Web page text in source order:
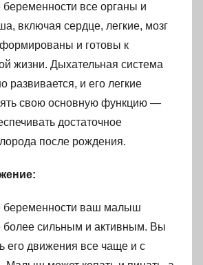
все органы и
включая сердце, легкие, мозг
и готовы к
жизни. Дыхательная система
развивается, и его легкие
свою основную функцию —
достаточное
после рождения.
беременности ваш малыш
более сильным и активным. Вы
его движения все чаще и с